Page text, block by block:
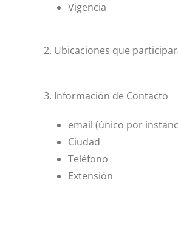
Vigencia
2. Ubicaciones que
3. Información de Contacto
email (único por
Ciudad
Teléfono
Extensión